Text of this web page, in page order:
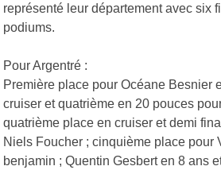
représenté leur département avec six
podiums.
Pour Argentré :
Première place pour Océane Besnier
cruiser et quatrième en 20 pouces
quatrième place en cruiser et demi
Niels Foucher ; cinquième place pour
benjamin ; Quentin Gesbert en 8 ans